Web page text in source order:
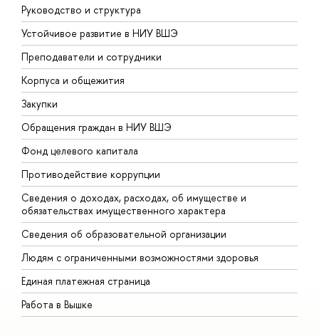
Руководство и структура
Устойчивое развитие в НИУ ВШЭ
Преподаватели и сотрудники
Корпуса и общежития
Закупки
Обращения граждан в НИУ ВШЭ
Фонд целевого капитала
Противодействие коррупции
Сведения о доходах, расходах, об имуществе и
обязательствах имущественного характера
Сведения об образовательной организации
Людям с ограниченными возможностями здоровья
Единая платежная страница
Работа в Вышке